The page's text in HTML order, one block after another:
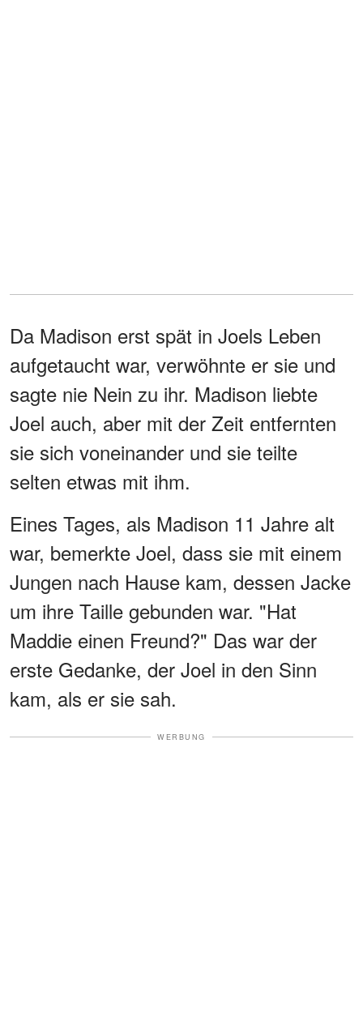
Da Madison erst spät in Joels Leben
aufgetaucht war, verwöhnte er sie und
sagte nie Nein zu ihr. Madison liebte
Joel auch, aber mit der Zeit entfernten
sie sich voneinander und sie teilte
selten etwas mit ihm.
Eines Tages, als Madison 11 Jahre alt
war, bemerkte Joel, dass sie mit einem
Jungen nach Hause kam, dessen Jacke
um ihre Taille gebunden war. "Hat
Maddie einen Freund?" Das war der
erste Gedanke, der Joel in den Sinn
kam, als er sie sah.
WERBUNG